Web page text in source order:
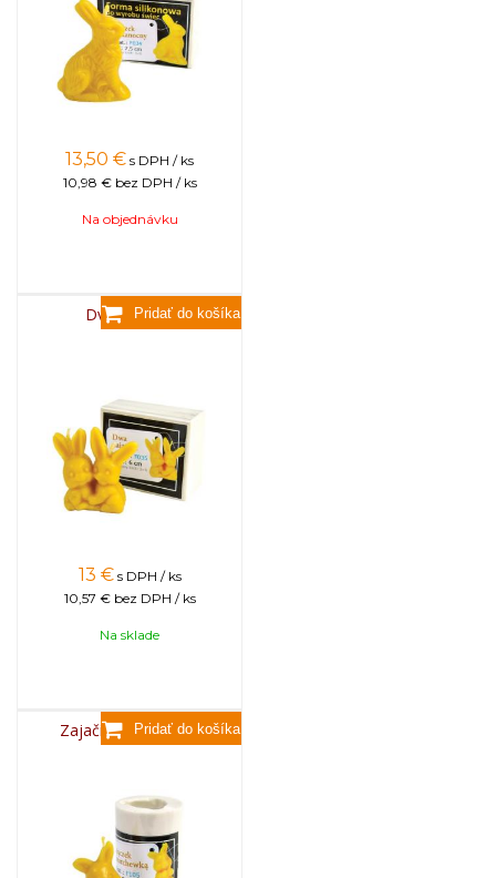
13,50 € s DPH / ks
10,98 € bez DPH / ks
Na objednávku
Dva zajačiky
13 € s DPH / ks
10,57 € bez DPH / ks
Na sklade
Zajačik s mrkvičkou